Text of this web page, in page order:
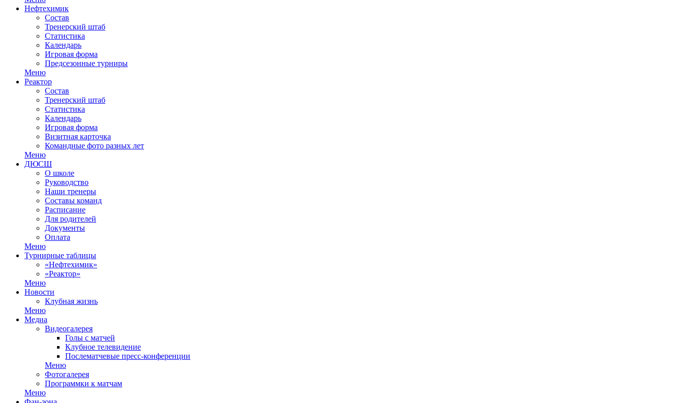
Нефтехимик
Состав
Тренерский штаб
Статистика
Календарь
Игровая форма
Предсезонные турниры
Меню
Реактор
Состав
Тренерский штаб
Статистика
Календарь
Игровая форма
Визитная карточка
Командные фото разных лет
Меню
ДЮСШ
О школе
Руководство
Наши тренеры
Составы команд
Расписание
Для родителей
Документы
Оплата
Меню
Турнирные таблицы
«Нефтехимик»
«Реактор»
Меню
Новости
Клубная жизнь
Меню
Медиа
Видеогалерея
Голы с матчей
Клубное телевидение
Послематчевые пресс-конференции
Меню
Фотогалерея
Программки к матчам
Меню